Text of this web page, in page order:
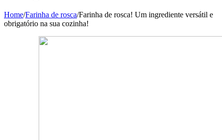
Home/Farinha de rosca/Farinha de rosca! Um ingrediente versátil e
obrigatório na sua cozinha!